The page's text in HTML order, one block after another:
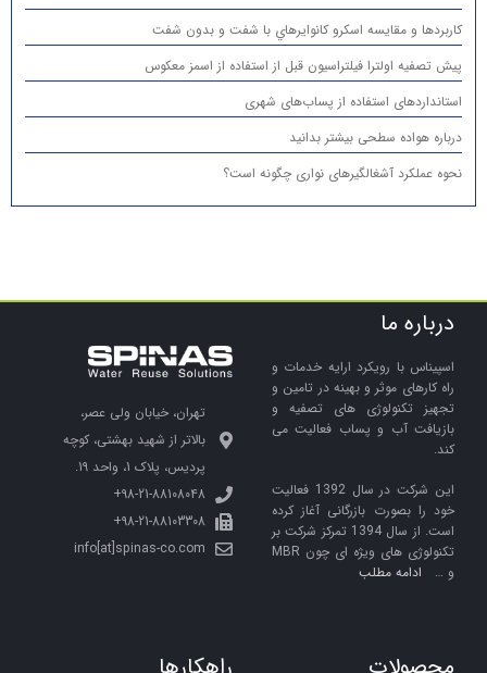
كاربردها و مقایسه اسكرو كانوايرهاي با شفت و بدون شفت
پیش تصفیه اولترا فیلتراسیون قبل از استفاده از اسمز معکوس
استانداردهای استفاده از پساب‌های شهری
درباره هواده سطحی بیشتر بدانید
نحوه عملکرد آشغالگیرهای نواری چگونه است؟
درباره ما
اسپیناس با رویکرد ارایه خدمات و
راه کارهای موثر و بهینه در تامین و
تجهیز تکنولوژی های تصفیه و
بازیافت آب و پساب فعالیت می
کند.
این شرکت در سال 1392 فعالیت
خود را بصورت بازرگانی آغاز کرده
است. از سال 1394 تمرکز شرکت بر
تکنولوژی های ویژه ای چون MBR
و … ادامه مطلب
تهران، خیابان ولی عصر،
بالاتر از شهید بهشتی، کوچه
پردیس، پلاک 1، واحد 19.
98-21-88108048+
98-21-88103308+
info[at]spinas-co.com